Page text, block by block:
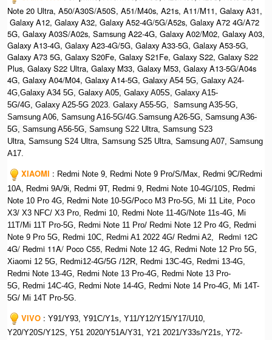
Note 20 Ultra, A50/A30S/A50S, A51/M40s, A21s, A11/M11, Galaxy A31,
Galaxy A12, Galaxy A32, Galaxy A52-4G/5G/A52s, Galaxy A72 4G/A72
5G, Galaxy A03S/A02s, Samsung A22-4G, Galaxy A02/M02, Galaxy A03,
Galaxy A13-4G, Galaxy A23-4G/5G, Galaxy A33-5G, Galaxy A53-5G,
Galaxy A73 5G, Galaxy S20Fe, Galaxy S21Fe, Galaxy S22, Galaxy S22
Plus, Galaxy S22 Ultra, Galaxy M33, Galaxy M53, Galaxy A13-5G/A04s
4G, Galaxy A04/M04, Galaxy A14-5G, Galaxy A54 5G, Galaxy A24-
4G,Galaxy A34 5G, Galaxy A05, Galaxy A05S, Galaxy A15-
5G/4G, Galaxy A25-5G 2023. Galaxy A55-5G, Samsung A35-5G,
Samsung A06, Samsung A16-5G/4G.Samsung A26-5G, Samsung A36-
5G, Samsung A56-5G, Samsung S22 Ultra, Samsung S23
Ultra, Samsung S24 Ultra, Samsung S25 Ultra, Samsung A07, Samsung
A17.
XIAOMI : Redmi Note 9, Redmi Note 9 Pro/S/Max, Redmi 9C/Redmi
10A, Redmi 9A/9i, Redmi 9T, Redmi 9, Redmi Note 10-4G/10S, Redmi
Note 10 Pro 4G, Redmi Note 10-5G/Poco M3 Pro-5G, Mi 11 Lite, Poco
X3/ X3 NFC/ X3 Pro, Redmi 10, Redmi Note 11-4G/Note 11s-4G, Mi
11T/Mi 11T Pro-5G, Redmi Note 11 Pro/ Redmi Note 12 Pro 4G, Redmi
Note 9 Pro 5G, Redmi 10C, Redmi A1 2022 4G/ Redmi A2, Redmi 12C
4G/ Redmi 11A/ Poco C55, Redmi Note 12 4G, Redmi Note 12 Pro 5G,
Xiaomi 12 5G, Redmi12-4G/5G /12R, Redmi 13C-4G, Redmi 13-4G,
Redmi Note 13-4G, Redmi Note 13 Pro-4G, Redmi Note 13 Pro-
5G, Redmi 14C-4G, Redmi Note 14-4G, Redmi Note 14 Pro-4G, Mi 14T-
5G/ Mi 14T Pro-5G.
VIVO : Y91/Y93, Y91C/Y1s, Y11/Y12/Y15/Y17/U10,
Y20/Y20S/Y12S, Y51 2020/Y51A/Y31, Y21 2021/Y33s/Y21s, Y72-